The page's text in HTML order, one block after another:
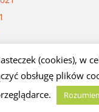
(cookies), w
obsługę plików